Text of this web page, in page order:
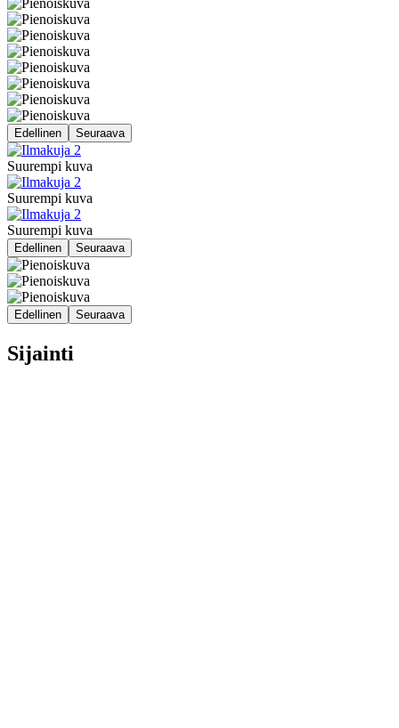
Edellinen Seuraava
Suurempi kuva
Suurempi kuva
Suurempi kuva
Edellinen Seuraava
Edellinen Seuraava
Sijainti